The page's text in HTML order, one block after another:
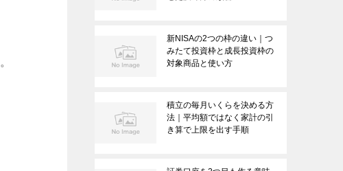
。
新NISAの2つの枠の違い｜つ
みたて投資枠と成長投資枠の
対象商品と使い方
積立の毎月いくらを決める方
法｜平均額ではなく家計の引
き算で上限を出す手順